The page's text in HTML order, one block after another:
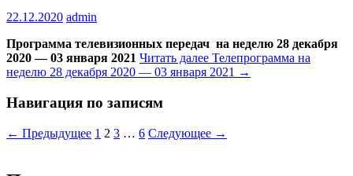
22.12.2020 admin
Программа телевизионных передач на неделю 28 декабря
2020 — 03 января 2021 Читать далее Телепрограмма на
неделю 28 декабря 2020 — 03 января 2021 →
Навигация по записям
← Предыдущее 1 2 3 … 6 Следующее →